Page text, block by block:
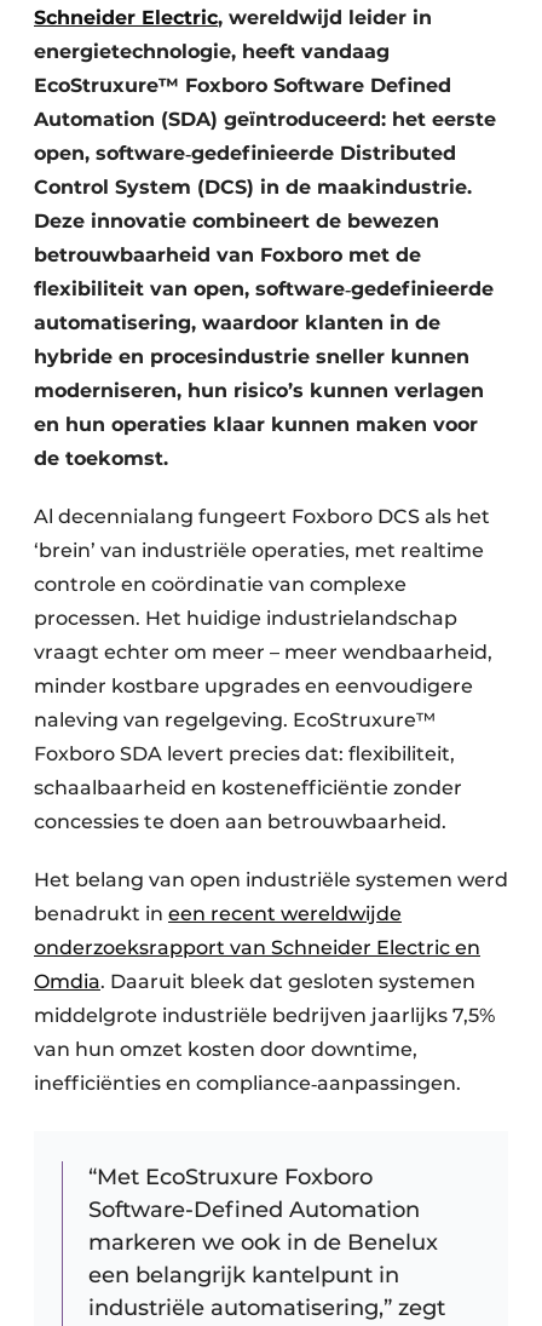
Schneider Electric, wereldwijd leider in
energietechnologie, heeft vandaag
EcoStruxure™ Foxboro Software Defined
Automation (SDA) geïntroduceerd: het eerste
open, software‑gedefinieerde Distributed
Control System (DCS) in de maakindustrie.
Deze innovatie combineert de bewezen
betrouwbaarheid van Foxboro met de
flexibiliteit van open, software‑gedefinieerde
automatisering, waardoor klanten in de
hybride en procesindustrie sneller kunnen
moderniseren, hun risico’s kunnen verlagen
en hun operaties klaar kunnen maken voor
de toekomst.
Al decennialang fungeert Foxboro DCS als het
‘brein’ van industriële operaties, met realtime
controle en coördinatie van complexe
processen. Het huidige industrielandschap
vraagt echter om meer – meer wendbaarheid,
minder kostbare upgrades en eenvoudigere
naleving van regelgeving. EcoStruxure™
Foxboro SDA levert precies dat: flexibiliteit,
schaalbaarheid en kostenefficiëntie zonder
concessies te doen aan betrouwbaarheid.
Het belang van open industriële systemen werd
benadrukt in een recent wereldwijde
onderzoeksrapport van Schneider Electric en
Omdia. Daaruit bleek dat gesloten systemen
middelgrote industriële bedrijven jaarlijks 7,5%
van hun omzet kosten door downtime,
inefficiënties en compliance‑aanpassingen.
“Met EcoStruxure Foxboro
Software-Defined Automation
markeren we ook in de Benelux
een belangrijk kantelpunt in
industriële automatisering,” zegt